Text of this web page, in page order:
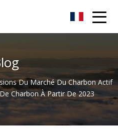
Du Marché Du Charbon Actif
Charbon À Partir De 2023